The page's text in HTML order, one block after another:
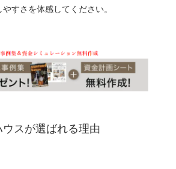
すさを体感してください。
スが選ばれる理由